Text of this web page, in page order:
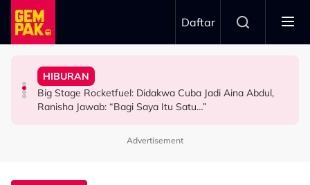
Skip to main content
Daftar
HIBURAN
TERBANG Bawa Legasi Rali Negara Ke Art Of Speed
2026
HIBURAN
Big Stage Rocketfuel: Didakwa Cuba Jadi Aina Abdul,
Ranisha Jawab: “Bagi Saya Itu Satu…”
HIBURAN
Netizen Restu! Semua Tak Sabar Nak Saksikan Kudrat
1968
HIBURAN
Tak Guna ‘Stuntman’, Shukri Yahaya Cedera Jayakan
Babak ‘Single Take’ CHELOT - “Badan Koyak, Balut
Advertisement